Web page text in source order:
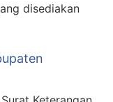
disediakan